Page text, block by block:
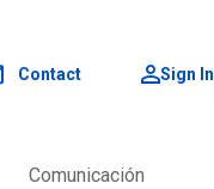
Contact Sign In
Comunicación